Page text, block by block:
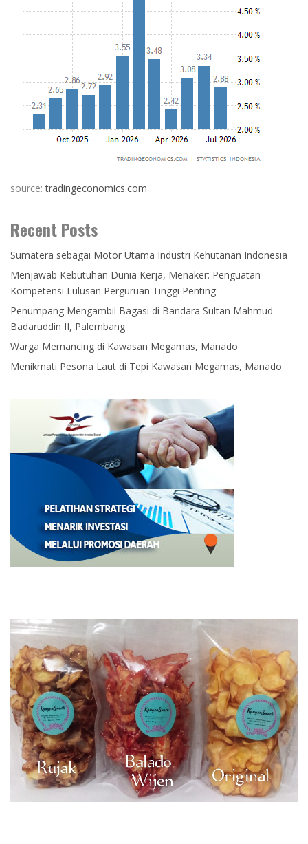
source:tradingeconomics.com
Recent Posts
Sumatera sebagai Motor Utama Industri Kehutanan Indonesia
Menjawab Kebutuhan Dunia Kerja, Menaker: Penguatan
Kompetensi Lulusan Perguruan Tinggi Penting
Penumpang Mengambil Bagasi di Bandara Sultan Mahmud
Badaruddin II, Palembang
Warga Memancing di Kawasan Megamas, Manado
Menikmati Pesona Laut di Tepi Kawasan Megamas, Manado